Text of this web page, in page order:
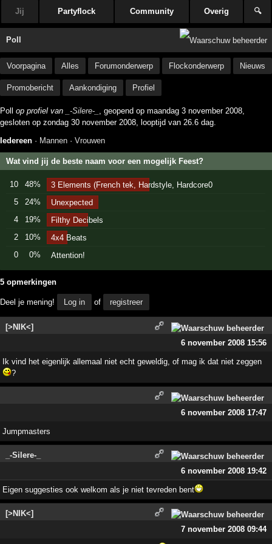
Jij Partyflock Community Overig 🔍
Poll
Voorpagina Alles Forumonderwerp Flockonderwerp Nieuws
Promobericht Aankondiging Profiel
Poll op profiel van _-Silere-_ , geopend op maandag 3 november 2008,
gesloten op zondag 30 november 2008, looptijd van 26.6 dag.
Iedereen · Mannen · Vrouwen
Wat vind jij de beste naam voor een mogelijk Feest?
10 48%
3 Elements (French tek, Hardstyle, Hardcore0
5
24%
Unexpected
4
19%
Filthy Decibels
2
10%
4x4 Beats
0
0% Attention!
5 opmerkingen
Deel je mening! Log in of registreer
[>NIK<]
6 november 2008 15:56
Ik vind het eigenlijk allemaal niet echt geweldig, of mag ik dat niet zeggen
?
6 november 2008 17:47
Jumpmasters
_-Silere-_
6 november 2008 19:42
Eigen suggesties ook welkom als je niet tevreden bent
[>NIK<]
7 november 2008 09:44